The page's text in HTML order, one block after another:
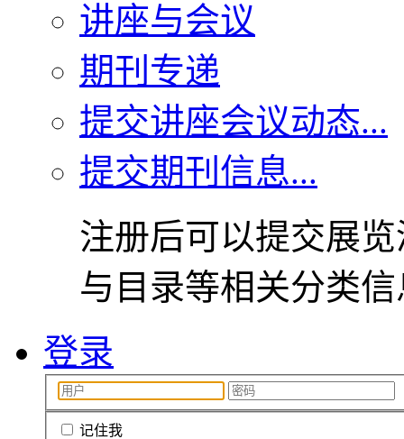
讲座与会议
期刊专递
提交讲座会议动态...
提交期刊信息...
注册后可以提交展
与目录等相关分类
登录
记住我